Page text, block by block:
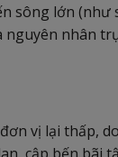
sông lớn
nhân
vị lại thấp,